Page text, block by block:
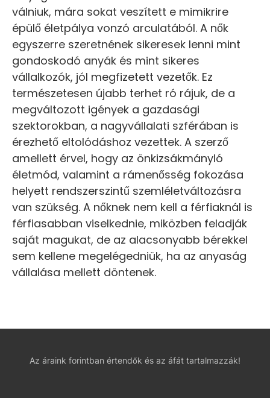
válniuk, mára sokat veszített e mimikrire
épülő életpálya vonzó arculatából. A nők
egyszerre szeretnének sikeresek lenni mint
gondoskodó anyák és mint sikeres
vállalkozók, jól megfizetett vezetők. Ez
természetesen újabb terhet ró rájuk, de a
megváltozott igények a gazdasági
szektorokban, a nagyvállalati szférában is
érezhető eltolódáshoz vezettek. A szerző
amellett érvel, hogy az önkizsákmányló
életmód, valamint a rámenősség fokozása
helyett rendszerszintű szemléletváltozásra
van szükség. A nőknek nem kell a férfiaknál is
férfiasabban viselkednie, miközben feladják
saját magukat, de az alacsonyabb bérekkel
sem kellene megelégedniük, ha az anyaság
vállalása mellett döntenek.
Az áraink forintban értendők és az áfát tartalmazzák!